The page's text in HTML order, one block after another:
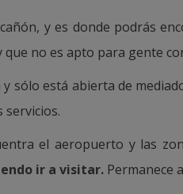
y es donde podrás
no es apto para gente
sólo está abierta de
servicios.
el aeropuerto y las
ir a visitar. Permanece